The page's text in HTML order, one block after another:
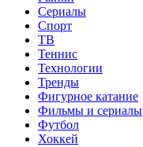
Сериалы
Спорт
ТВ
Теннис
Технологии
Тренды
Фигурное катание
Фильмы и сериалы
Футбол
Хоккей